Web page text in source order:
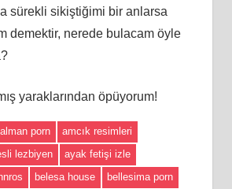
sürekli sikiştiğimi bir anlarsa
demektir, nerede bulacam öyle
yaraklarından öpüyorum!
alman porn
amcık resimleri
lezbiyen
ayak fetişi izle
belesa house
bellesima porn